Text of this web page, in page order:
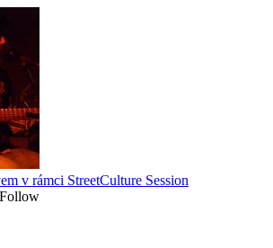
v rámci StreetCulture Session
Follow